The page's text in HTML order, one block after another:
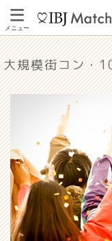
メニュー
大規模街コン・